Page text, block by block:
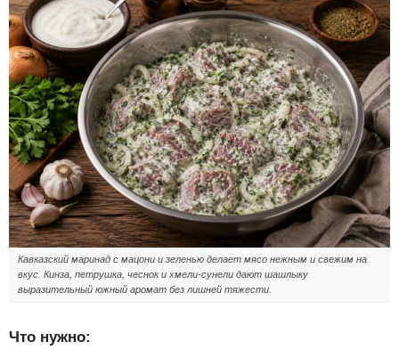
Кавказский маринад с мацони и зеленью делает мясо нежным и свежим на
вкус. Кинза, петрушка, чеснок и хмели-сунели дают шашлыку
выразительный южный аромат без лишней тяжести.
Что нужно: